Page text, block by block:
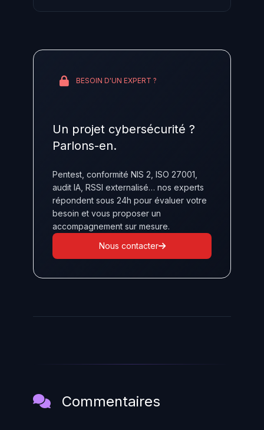
RCE, alerte CERT-FR
BESOIN D'UN EXPERT ?
Un projet cybersécurité ?
Parlons-en.
Pentest, conformité NIS 2, ISO 27001,
audit IA, RSSI externalisé… nos experts
répondent sous 24h pour évaluer votre
besoin et vous proposer un
accompagnement sur mesure.
Nous contacter
Commentaires